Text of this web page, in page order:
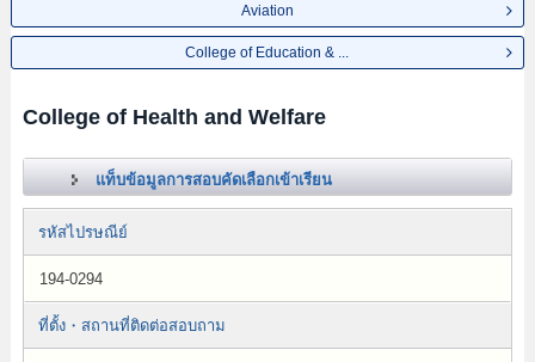
Aviation
College of Education & ...
College of Health and Welfare
แท็บข้อมูลการสอบคัดเลือกเข้าเรียน
รหัสไปรษณีย์
194-0294
ที่ตั้ง・สถานที่ติดต่อสอบถาม